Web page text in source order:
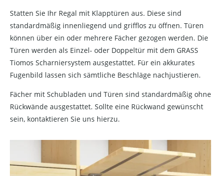
Statten Sie Ihr Regal mit Klapptüren aus. Diese sind
standardmäßig innenliegend und grifflos zu öffnen. Türen
können über ein oder mehrere Fächer gezogen werden. Die
Türen werden als Einzel- oder Doppeltür mit dem GRASS
Tiomos Scharniersystem ausgestattet. Für ein akkurates
Fugenbild lassen sich sämtliche Beschläge nachjustieren.
Fächer mit Schubladen und Türen sind standardmäßig ohne
Rückwände ausgestattet. Sollte eine Rückwand gewünscht
sein, kontaktieren Sie uns hierzu.